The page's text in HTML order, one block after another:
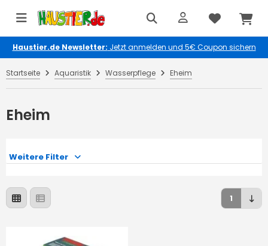
Haustier.de Newsletter: Jetzt anmelden und 5€ Coupon sichern
Startseite Aquaristik Wasserpflege Eheim
Eheim
Weitere Filter
1